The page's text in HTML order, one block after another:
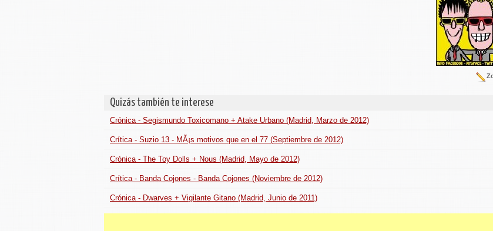
Quizás también te interese
Crónica - Segismundo Toxicomano + Atake Urbano (Madrid, Marzo de 2012)
Crítica - Suzio 13 - MÃ¡s motivos que en el 77 (Septiembre de 2012)
Crónica - The Toy Dolls + Nous (Madrid, Mayo de 2012)
Crítica - Banda Cojones - Banda Cojones (Noviembre de 2012)
Crónica - Dwarves + Vigilante Gitano (Madrid, Junio de 2011)